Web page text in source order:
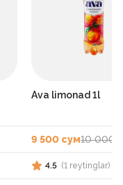
Ava limonad 1l
9 500 сум10 000
4.5 (1 reytinglar)